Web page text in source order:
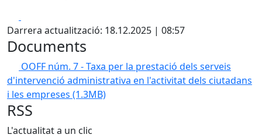
Darrera actualització: 18.12.2025 | 08:57
Documents
OOFF núm. 7 - Taxa per la prestació dels serveis
d'intervenció administrativa en l'activitat dels ciutadans
i les empreses (1.3MB)
RSS
L'actualitat a un clic